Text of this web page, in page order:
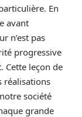
En
avant
n’est pas
progressive
Cette leçon de
réalisations
société
grande